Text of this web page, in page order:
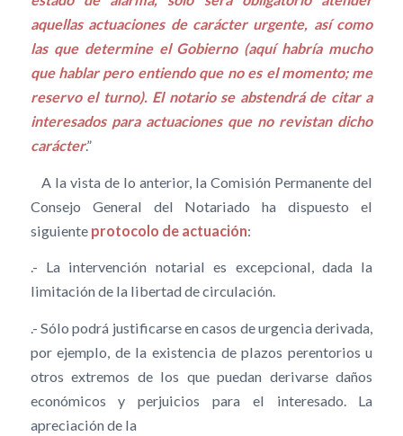
aquellas actuaciones de carácter urgente, así como
las que determine el Gobierno (aquí habría mucho
que hablar pero entiendo que no es el momento; me
reservo el turno). El notario se abstendrá de citar a
interesados para actuaciones que no revistan dicho
carácter.”
A la vista de lo anterior, la Comisión Permanente del
Consejo General del Notariado ha dispuesto el
siguiente protocolo de actuación:
.- La intervención notarial es excepcional, dada la
limitación de la libertad de circulación.
.- Sólo podrá justificarse en casos de urgencia derivada,
por ejemplo, de la existencia de plazos perentorios u
otros extremos de los que puedan derivarse daños
económicos y perjuicios para el interesado. La
apreciación de la